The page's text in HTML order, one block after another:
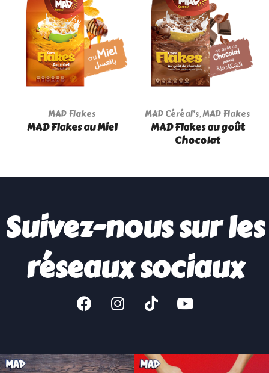
MAD Flakes
MAD Flakes au Miel
MAD Céréal’s MAD Flakes
MAD Flakes au goût
Chocolat
Suivez-nous sur les
réseaux sociaux